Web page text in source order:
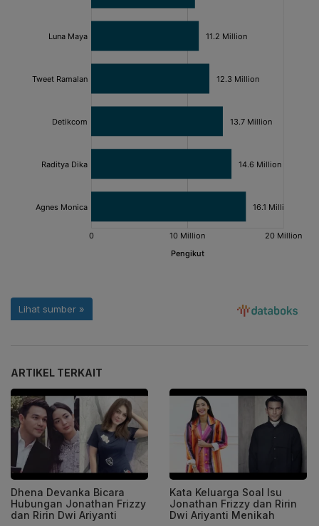
ARTIKEL TERKAIT
Dhena Devanka Bicara
Hubungan Jonathan Frizzy
dan Ririn Dwi Ariyanti
Kata Keluarga Soal Isu
Jonathan Frizzy dan Ririn
Dwi Ariyanti Menikah